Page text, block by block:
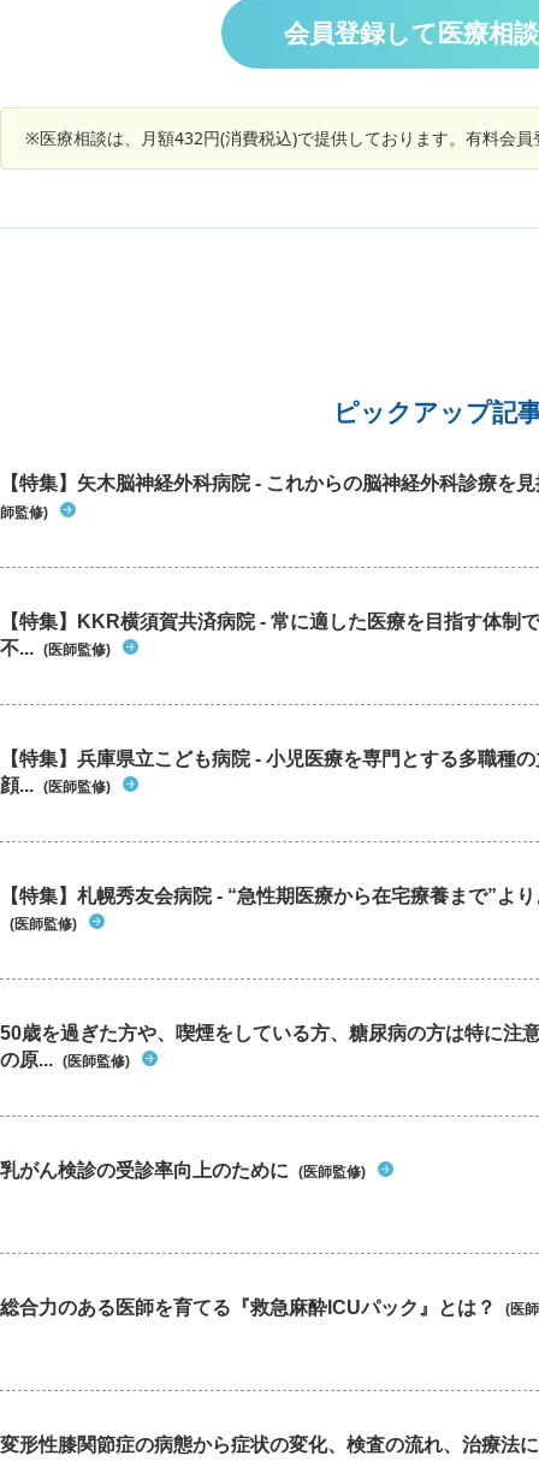
から受診したところ、肋骨と横隔膜の間に肉腫が
あったというSNSを見かけて不安になっていま
す。 回答よろしくお願いいたします。
ります
います
会員登録して医療相
※医療相談は、月額432円(消費税込)で提供しております。有料会
ピックアップ記
【特集】矢木脳神経外科病院 - これからの脳神経外科診療を
師監修)
【特集】KKR横須賀共済病院 - 常に適した医療を目指す体制
不... (医師監修)
【特集】兵庫県立こども病院 - 小児医療を専門とする多職種
顔... (医師監修)
【特集】札幌秀友会病院 - “急性期医療から在宅療養まで”よ
(医師監修)
50歳を過ぎた方や、喫煙をしている方、糖尿病の方は特に注
の原... (医師監修)
乳がん検診の受診率向上のために (医師監修)
総合力のある医師を育てる『救急麻酔ICUパック』とは？ (医
変形性膝関節症の病態から症状の変化、検査の流れ、治療法